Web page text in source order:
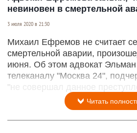
невиновен в смертельной
3 июля 2020 в 21:30
Михаил Ефремов не считает
смертельной аварии,
июня. Об этом адвокат
телеканалу "Москва 24",
"не совершал данное
Читать